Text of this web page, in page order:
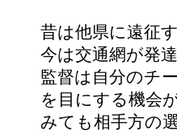
昔は他県に遠征
今は交通網が発
監督は自分のチ
を目にする機会
みても相手方の